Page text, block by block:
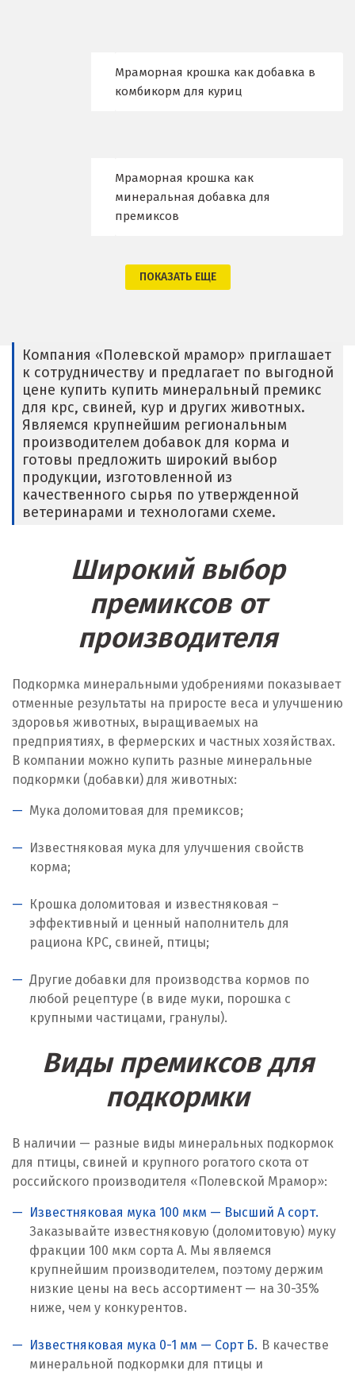
Дубна
Е
Егорьевск
Екатеринбург
Еленинка
Жуковский
Иваново
Ижевск
Иркутск
Ишим
К
Казань
Калининград
Калуга
Каменск-Уральский
Камышево
Камышлов
Кемерово
Киров
Кировград
Клин
Когалым
Мраморная крошка как добавка в
комбикорм для куриц
Мраморная крошка как
минеральная добавка для
премиксов
ПОКАЗАТЬ ЕЩЕ
Компания «Полевской мрамор» приглашает
к сотрудничеству и предлагает по выгодной
цене купить купить минеральный премикс
для крс, свиней, кур и других животных.
Являемся крупнейшим региональным
производителем добавок для корма и
готовы предложить широкий выбор
продукции, изготовленной из
качественного сырья по утвержденной
ветеринарами и технологами схеме.
Широкий выбор
премиксов от
производителя
Подкормка минеральными удобрениями показывает
отменные результаты на приросте веса и улучшению
здоровья животных, выращиваемых на
предприятиях, в фермерских и частных хозяйствах.
В компании можно купить разные минеральные
подкормки (добавки) для животных:
Мука доломитовая для премиксов;
Известняковая мука для улучшения свойств
корма;
Крошка доломитовая и известняковая –
эффективный и ценный наполнитель для
рациона КРС, свиней, птицы;
Другие добавки для производства кормов по
любой рецептуре (в виде муки, порошка с
крупными частицами, гранулы).
Виды премиксов для
подкормки
В наличии — разные виды минеральных подкормок
для птицы, свиней и крупного рогатого скота от
российского производителя «Полевской Мрамор»:
Известняковая мука 100 мкм — Высший А сорт.
Заказывайте известняковую (доломитовую) муку
фракции 100 мкм сорта А. Мы являемся
крупнейшим производителем, поэтому держим
низкие цены на весь ассортимент — на 30-35%
ниже, чем у конкурентов.
Известняковая мука 0-1 мм — Сорт Б. В качестве
минеральной подкормки для птицы и